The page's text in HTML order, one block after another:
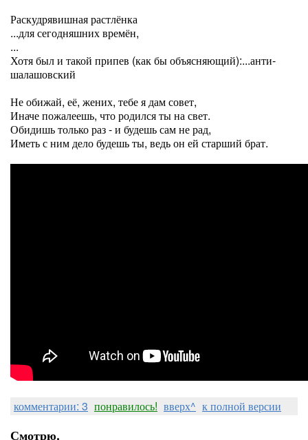
Раскудрявишная растлёнка
...для сегодняшних времён,
...
Хотя был и такой припев (как бы объясняющий):...анти-
шалашовский
Не обижай, её, жених, тебе я дам совет,
Иначе пожалеешь, что родился ты на свет.
Обидишь только раз - и будешь сам не рад,
Иметь с ним дело будешь ты, ведь он ей старший брат.
комментарии: 3 понравилось! вверх^ к полной версии
Смотрю,